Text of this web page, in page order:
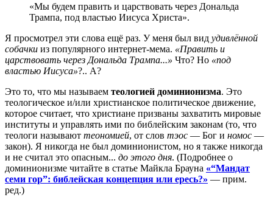
«Мы будем править и царствовать через Дональда
Трампа, под властью Иисуса Христа».
Я просмотрел эти слова ещё раз. У меня был вид удивлённой
собачки из популярного интернет-мема. «Править и
царствовать через Дональда Трампа...» Что? Но «под
властью Иисуса»?.. А?
Это то, что мы называем теологией доминионизма. Это
теологическое и/или христианское политическое движение,
которое считает, что христиане призваны захватить мировые
институты и управлять ими по библейским законам (то, что
теологи называют теономией, от слов тэос — Бог и номос —
закон). Я никогда не был доминионистом, но я также никогда
и не считал это опасным... до этого дня. (Подробнее о
доминионизме читайте в статье Майкла Брауна «“Мандат
семи гор”: библейская концепция или ересь?» — прим.
ред.)